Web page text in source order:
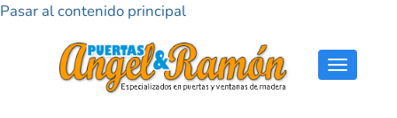
Pasar al contenido principal
Toggle